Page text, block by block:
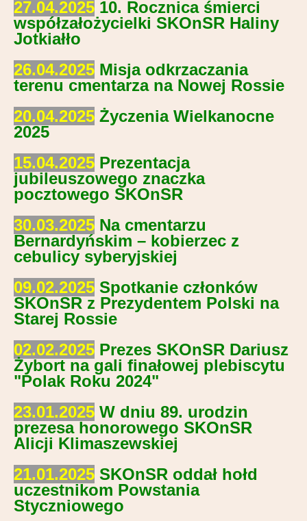
27.04.2025 10. Rocznica śmierci
współzałożycielki SKOnSR Haliny
Jotkiałło
26.04.2025 Misja odkrzaczania
terenu cmentarza na Nowej Rossie
20.04.2025 Życzenia Wielkanocne
2025
15.04.2025 Prezentacja
jubileuszowego znaczka
pocztowego SKOnSR
30.03.2025 Na cmentarzu
Bernardyńskim – kobierzec z
cebulicy syberyjskiej
09.02.2025 Spotkanie członków
SKOnSR z Prezydentem Polski na
Starej Rossie
02.02.2025 Prezes SKOnSR Dariusz
Żybort na gali finałowej plebiscytu
"Polak Roku 2024"
23.01.2025 W dniu 89. urodzin
prezesa honorowego SKOnSR
Alicji Klimaszewskiej
21.01.2025 SKOnSR oddał hołd
uczestnikom Powstania
Styczniowego